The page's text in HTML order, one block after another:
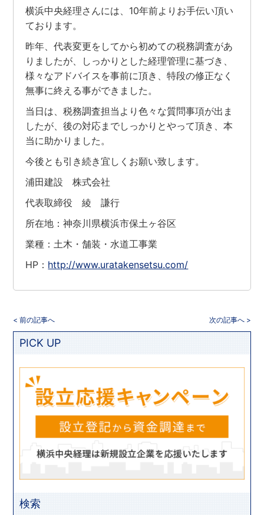
横浜中央経理さんには、10年前よりお手伝い頂い
ております。
昨年、代表変更をしてから初めての税務調査があ
りましたが、しっかりとした経理管理に基づき、
様々なアドバイスを事前に頂き、特段の修正なく
無事に終える事ができました。
当日は、税務調査担当より色々な質問事項が出ま
したが、後の対応までしっかりとやって頂き、本
当に助かりました。
今後とも引き続き宜しくお願い致します。
浦田建設 株式会社
代表取締役 綾 謙行
所在地：神奈川県横浜市保土ヶ谷区
業種：土木・舗装・水道工事業
HP： http://www.uratakensetsu.com/
< 前の記事へ 次の記事へ >
PICK UP
検索